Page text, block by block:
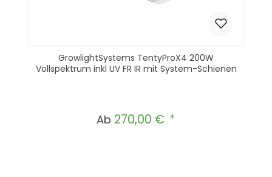
GrowlightSystems TentyProX4 200W
Vollspektrum inkl UV FR IR mit System-Schienen
Regulärer Preis:
Ab 270,00 €